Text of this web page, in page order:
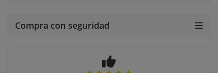
Compra con seguridad